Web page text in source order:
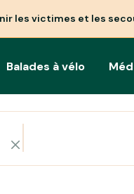
les victimes et les
Balades à vélo